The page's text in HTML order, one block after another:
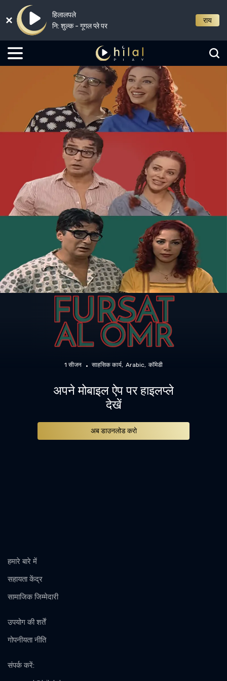
हिलालपले
नि: शुल्क - गूगल प्ले पर
राय
1 सीजन साहसिक कार्य Arabic कॉमेडी
अपने मोबाइल ऐप पर हाइलप्ले
देखें
अब डाउनलोड करो
हमारे बारे में
सहायता केंद्र
सामाजिक जिम्मेदारी
उपयोग की शर्तें
गोपनीयता नीति
संपर्क करें: